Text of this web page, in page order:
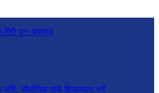
पुनः पक्राउ
औद्योगिक पार्क शिलान्यास गर्ने